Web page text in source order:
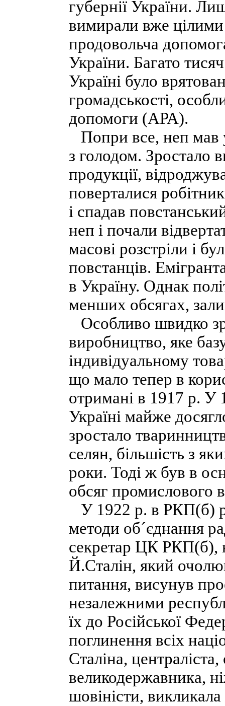
губернії України.
вимирали вже
продовольча
України. Багато
Україні було
громадськості,
допомоги (АРА).
Попри все, неп мав
з голодом. Зростало
продукції,
поверталися
і спадав
неп і почали
масові розстріли і
повстанців.
в Україну. Однак
менших обсягах,
Особливо швидко
виробництво, яке
індивідуальному
що мало тепер в
отримані в 1917 р. У
Україні майже
зростало
селян, більшість з
роки. Тоді ж був в
обсяг промислового
У 1922 р. в РКП(б)
методи об´єднання
секретар ЦК РКП(б),
Й.Сталін, який
питання, висунув
незалежними
їх до Російської
поглинення всіх
Сталіна,
великодержавника,
шовіністи,